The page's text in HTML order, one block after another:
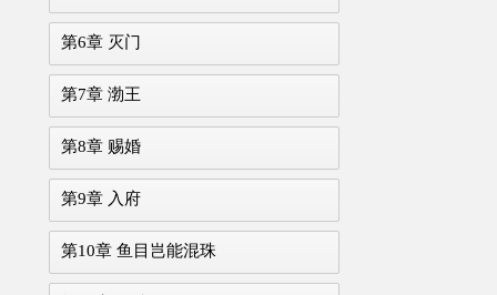
第6章 灭门
第7章 渤王
第8章 赐婚
第9章 入府
第10章 鱼目岂能混珠